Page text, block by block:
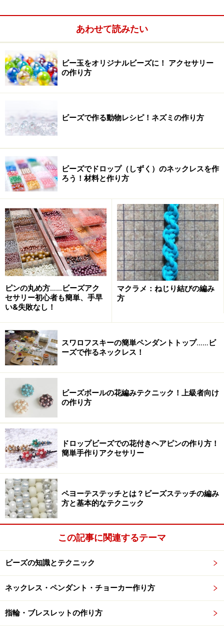
サイズ：約15cm（連バー・アジャスター部分含まず）
丸小ビーズ グリーン系4色……各適量※
テグス 2号 透明…120cm×4本
丸カン 0.7または0.8×5mm 古美金……4個
カニカン・アジャスター……各1個
連バーとつなぐ部分です
1.丸小ビーズでビーズコードを作る。
テグス中央に図のように丸小ビーズ５個通し、交差して
「わ」を作る。
長さは好みで変えてもOK
2.左右のテグスをさきほど作った「わ」にもう一度くぐ
20cmくらいの長さになったら、先をテープなどで止めて
休ませておく。
わの周りに隙間ができないよう注意して
3.もう片方のテグスにも丸小ビーズを通し、休ませてお
いた赤テグスと新たな丸小1個で交差して、図のように
テグスを回す。
通しにくい時はピンセットを使うと◎
4.左右のテグスをすでに通した丸小に、図のように通
す。余ったテグスは切る。
他の3色でも同じものをそれぞれ作る。
丸カンは0.8mmでもOK
あわせて読みたい
ビー玉をオリジナルビーズに！ アクセサリー
の作り方
ビーズで作る動物レシピ！ネズミの作り方
ビーズでドロップ（しずく）のネックレスを作
ろう！材料と作り方
ピンの丸め方……ビーズアク
セサリー初心者も簡単、手早
い&失敗なし！
マクラメ：ねじり結びの編み
方
スワロフスキーの簡単ペンダントトップ……ビ
ーズで作るネックレス！
ビーズボールの花編みテクニック！上級者向け
の作り方
ドロップビーズでの花付きヘアピンの作り方！
簡単手作りアクセサリー
ペヨーテステッチとは？ビーズステッチの編み
方と基本的なテクニック
この記事に関連するテーマ
ビーズの知識とテクニック
ネックレス・ペンダント・チョーカー作り方
指輪・ブレスレットの作り方